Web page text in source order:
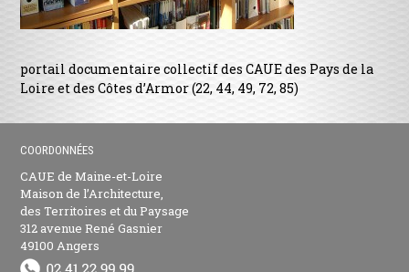
portail documentaire collectif des CAUE des Pays de la
Loire et des Côtes d’Armor (22, 44, 49, 72, 85)
COORDONNÉES
CAUE de Maine-et-Loire
Maison de l’Architecture,
des Territoires et du Paysage
312 avenue René Gasnier
49100 Angers